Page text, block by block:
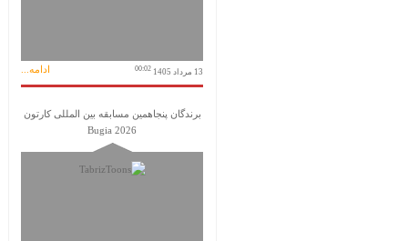
13 مرداد 1405 00:02 ادامه...
برندگان پنجاهمین مسابقه بین المللی کارتون
Bugia 2026